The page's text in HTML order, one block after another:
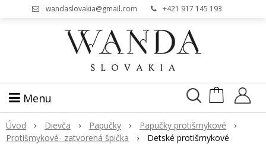
wandaslovakia@gmail.com +421 917 145 193
Menu
Úvod Dievča Papučky
Papučky protišmykové
Protišmykové- zatvorená špička
Detské protišmykové